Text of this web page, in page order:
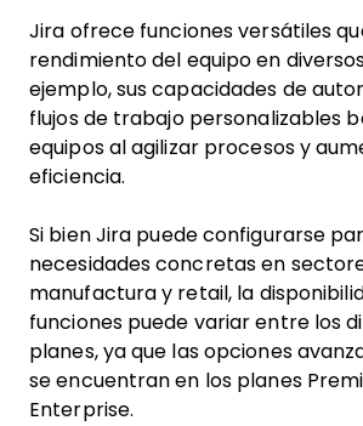
Jira ofrece funciones versátiles
rendimiento del equipo en
ejemplo, sus capacidades de
flujos de trabajo personalizables
equipos al agilizar procesos y
eficiencia.
Si bien Jira puede configurarse
necesidades concretas en
manufactura y retail, la
funciones puede variar entre los
planes, ya que las opciones
se encuentran en los planes
Enterprise.